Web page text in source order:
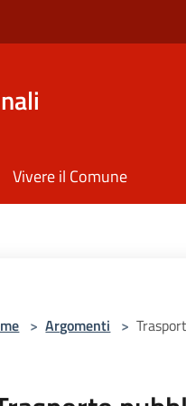
Vivere il Comune
> Argomenti >